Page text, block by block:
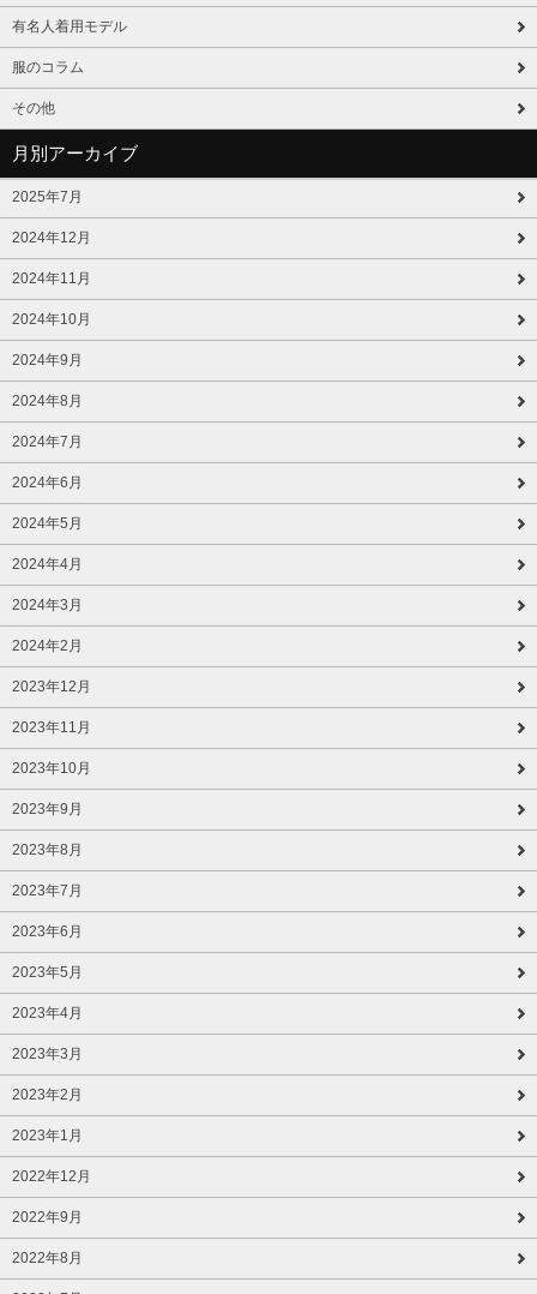
有名人着用モデル
服のコラム
その他
月別アーカイブ
2025年7月
2024年12月
2024年11月
2024年10月
2024年9月
2024年8月
2024年7月
2024年6月
2024年5月
2024年4月
2024年3月
2024年2月
2023年12月
2023年11月
2023年10月
2023年9月
2023年8月
2023年7月
2023年6月
2023年5月
2023年4月
2023年3月
2023年2月
2023年1月
2022年12月
2022年9月
2022年8月